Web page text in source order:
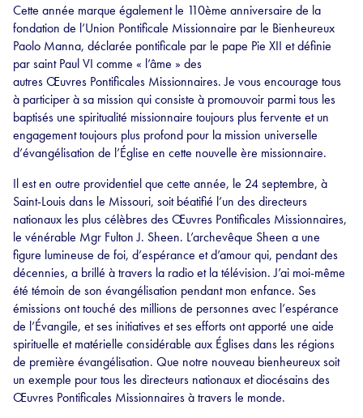
Cette année marque également le 110ème anniversaire de la
fondation de l’Union Pontificale Missionnaire par le Bienheureux
Paolo Manna, déclarée pontificale par le pape Pie XII et définie
par saint Paul VI comme « l’âme » des
autres Œuvres Pontificales Missionnaires. Je vous encourage tous
à participer à sa mission qui consiste à promouvoir parmi tous les
baptisés une spiritualité missionnaire toujours plus fervente et un
engagement toujours plus profond pour la mission universelle
d’évangélisation de l’Église en cette nouvelle ère missionnaire.
Il est en outre providentiel que cette année, le 24 septembre, à
Saint-Louis dans le Missouri, soit béatifié l’un des directeurs
nationaux les plus célèbres des Œuvres Pontificales Missionnaires,
le vénérable Mgr Fulton J. Sheen. L’archevêque Sheen a une
figure lumineuse de foi, d’espérance et d’amour qui, pendant des
décennies, a brillé à travers la radio et la télévision. J’ai moi-même
été témoin de son évangélisation pendant mon enfance. Ses
émissions ont touché des millions de personnes avec l’espérance
de l’Évangile, et ses initiatives et ses efforts ont apporté une aide
spirituelle et matérielle considérable aux Églises dans les régions
de première évangélisation. Que notre nouveau bienheureux soit
un exemple pour tous les directeurs nationaux et diocésains des
Œuvres Pontificales Missionnaires à travers le monde.